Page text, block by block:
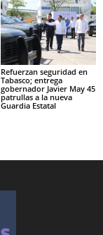
Refuerzan seguridad en
Tabasco; entrega
gobernador Javier May 45
patrullas a la nueva
Guardia Estatal